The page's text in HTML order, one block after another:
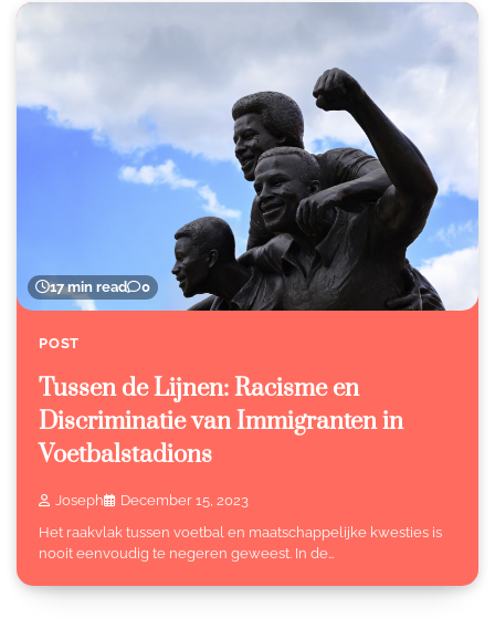
17 min read 0
POST
Tussen de Lijnen: Racisme en
Discriminatie van Immigranten in
Voetbalstadions
Joseph
December 15, 2023
Het raakvlak tussen voetbal en maatschappelijke kwesties is
nooit eenvoudig te negeren geweest. In de…